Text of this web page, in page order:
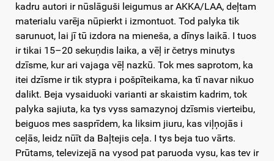
kadru autori ir nūslāguši leigumus ar AKKA/LAA, deļtam
materialu varēja nūpierkt i izmontuot. Tod palyka tik
sarunuot, lai jī tū izdora na mieneša, a dīnys laikā. I tuos
ir tikai 15–20 sekuņdis laika, a vēļ ir četrys minutys
dzīsme, kur ari vajaga vēļ nazkū. Tok mes saprotom, ka
itei dzīsme ir tik stypra i pošpīteikama, ka tī navar nikuo
dalikt. Beja vysaiduoki varianti ar skaistim kadrim, tok
palyka sajiuta, ka tys vyss samazynoj dzīsmis vierteibu,
beiguos mes sasprīdem, ka liksim jiuru, kas viļņojās i
ceļās, leidz nūīt da Baļtejis ceļa. I tys beja tuo vārts.
Prūtams, televizejā na vysod pat paruoda vysu, kas tev ir